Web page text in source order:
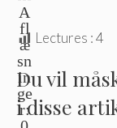
A
fl
æ
sn
in
ge
r:
0
Lectures :4
Du vil
i disse